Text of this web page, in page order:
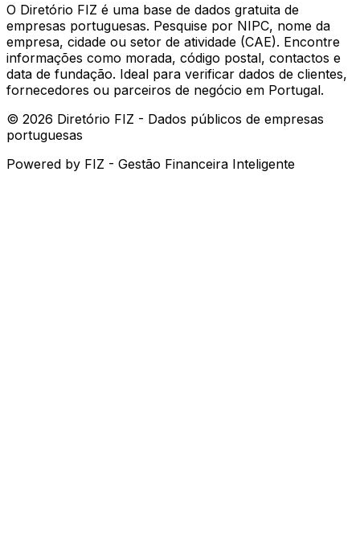
O Diretório FIZ é uma base de dados gratuita de
empresas portuguesas. Pesquise por NIPC, nome da
empresa, cidade ou setor de atividade (CAE). Encontre
informações como morada, código postal, contactos e
data de fundação. Ideal para verificar dados de clientes,
fornecedores ou parceiros de negócio em Portugal.
© 2026 Diretório FIZ - Dados públicos de empresas
portuguesas
Powered by FIZ - Gestão Financeira Inteligente